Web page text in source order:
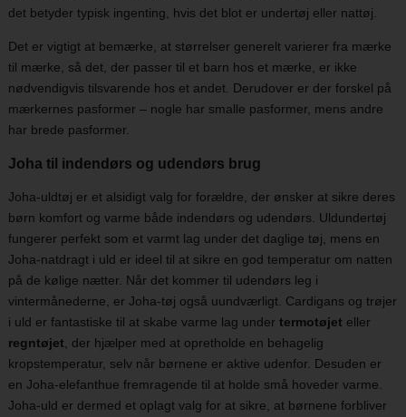
det betyder typisk ingenting, hvis det blot er undertøj eller nattøj.
Det er vigtigt at bemærke, at størrelser generelt varierer fra mærke
til mærke, så det, der passer til et barn hos et mærke, er ikke
nødvendigvis tilsvarende hos et andet. Derudover er der forskel på
mærkernes pasformer – nogle har smalle pasformer, mens andre
har brede pasformer.
Joha til indendørs og udendørs brug
Joha-uldtøj er et alsidigt valg for forældre, der ønsker at sikre deres
børn komfort og varme både indendørs og udendørs. Uldundertøj
fungerer perfekt som et varmt lag under det daglige tøj, mens en
Joha-natdragt i uld er ideel til at sikre en god temperatur om natten
på de kølige nætter. Når det kommer til udendørs leg i
vintermånederne, er Joha-tøj også uundværligt. Cardigans og trøjer
i uld er fantastiske til at skabe varme lag under termotøjet eller
regntøjet , der hjælper med at opretholde en behagelig
kropstemperatur, selv når børnene er aktive udenfor. Desuden er
en Joha-elefanthue fremragende til at holde små hoveder varme.
Joha-uld er dermed et oplagt valg for at sikre, at børnene forbliver